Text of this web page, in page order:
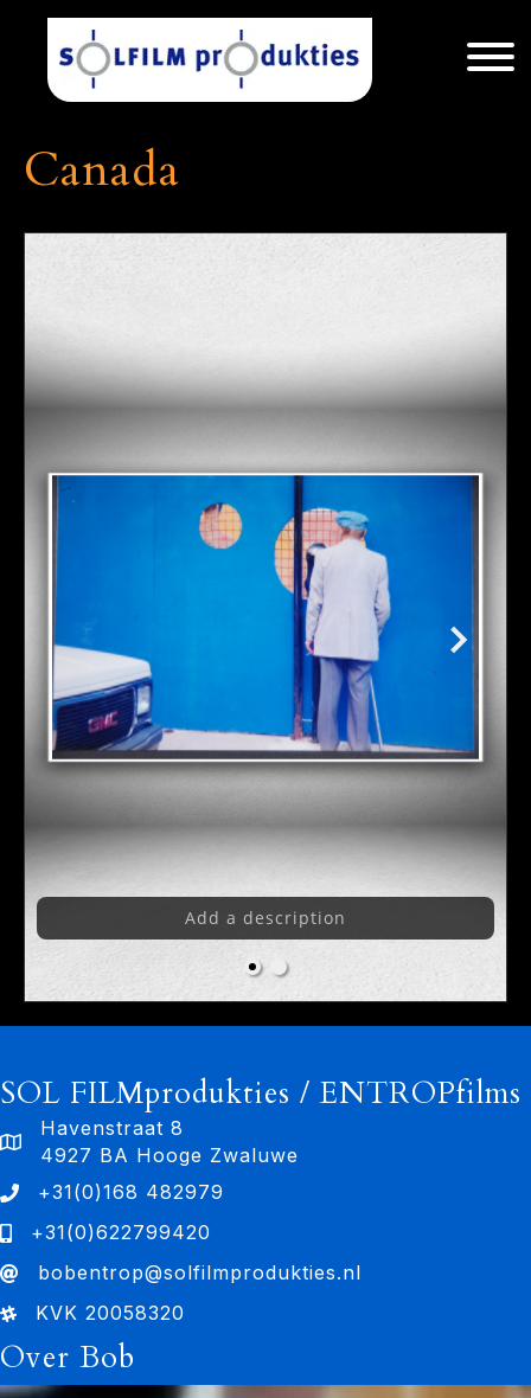
Canada
Add a description
SOL FILMprodukties / ENTROPfilms
Havenstraat 8
4927 BA Hooge Zwaluwe
+31(0)168 482979
+31(0)622799420
bobentrop@solfilmprodukties.nl
KVK 20058320
Over Bob